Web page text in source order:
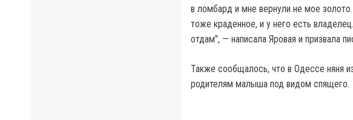
в ломбард и мне вернули не мое
тоже краденное, и у него есть
отдам", — написала Яровая и призвала
Также сообщалось, что в Одессе няня
родителям малыша под видом спящего.